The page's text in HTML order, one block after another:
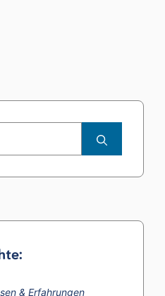
& Erfahrungen